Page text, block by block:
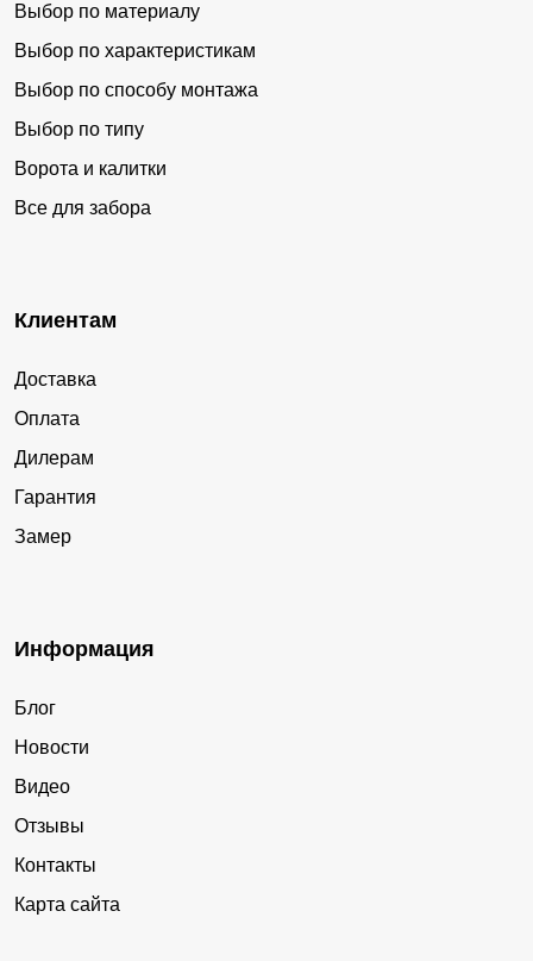
Выбор по материалу
Выбор по характеристикам
Выбор по способу монтажа
Выбор по типу
Ворота и калитки
Все для забора
Клиентам
Доставка
Оплата
Дилерам
Гарантия
Замер
Информация
Блог
Новости
Видео
Отзывы
Контакты
Карта сайта